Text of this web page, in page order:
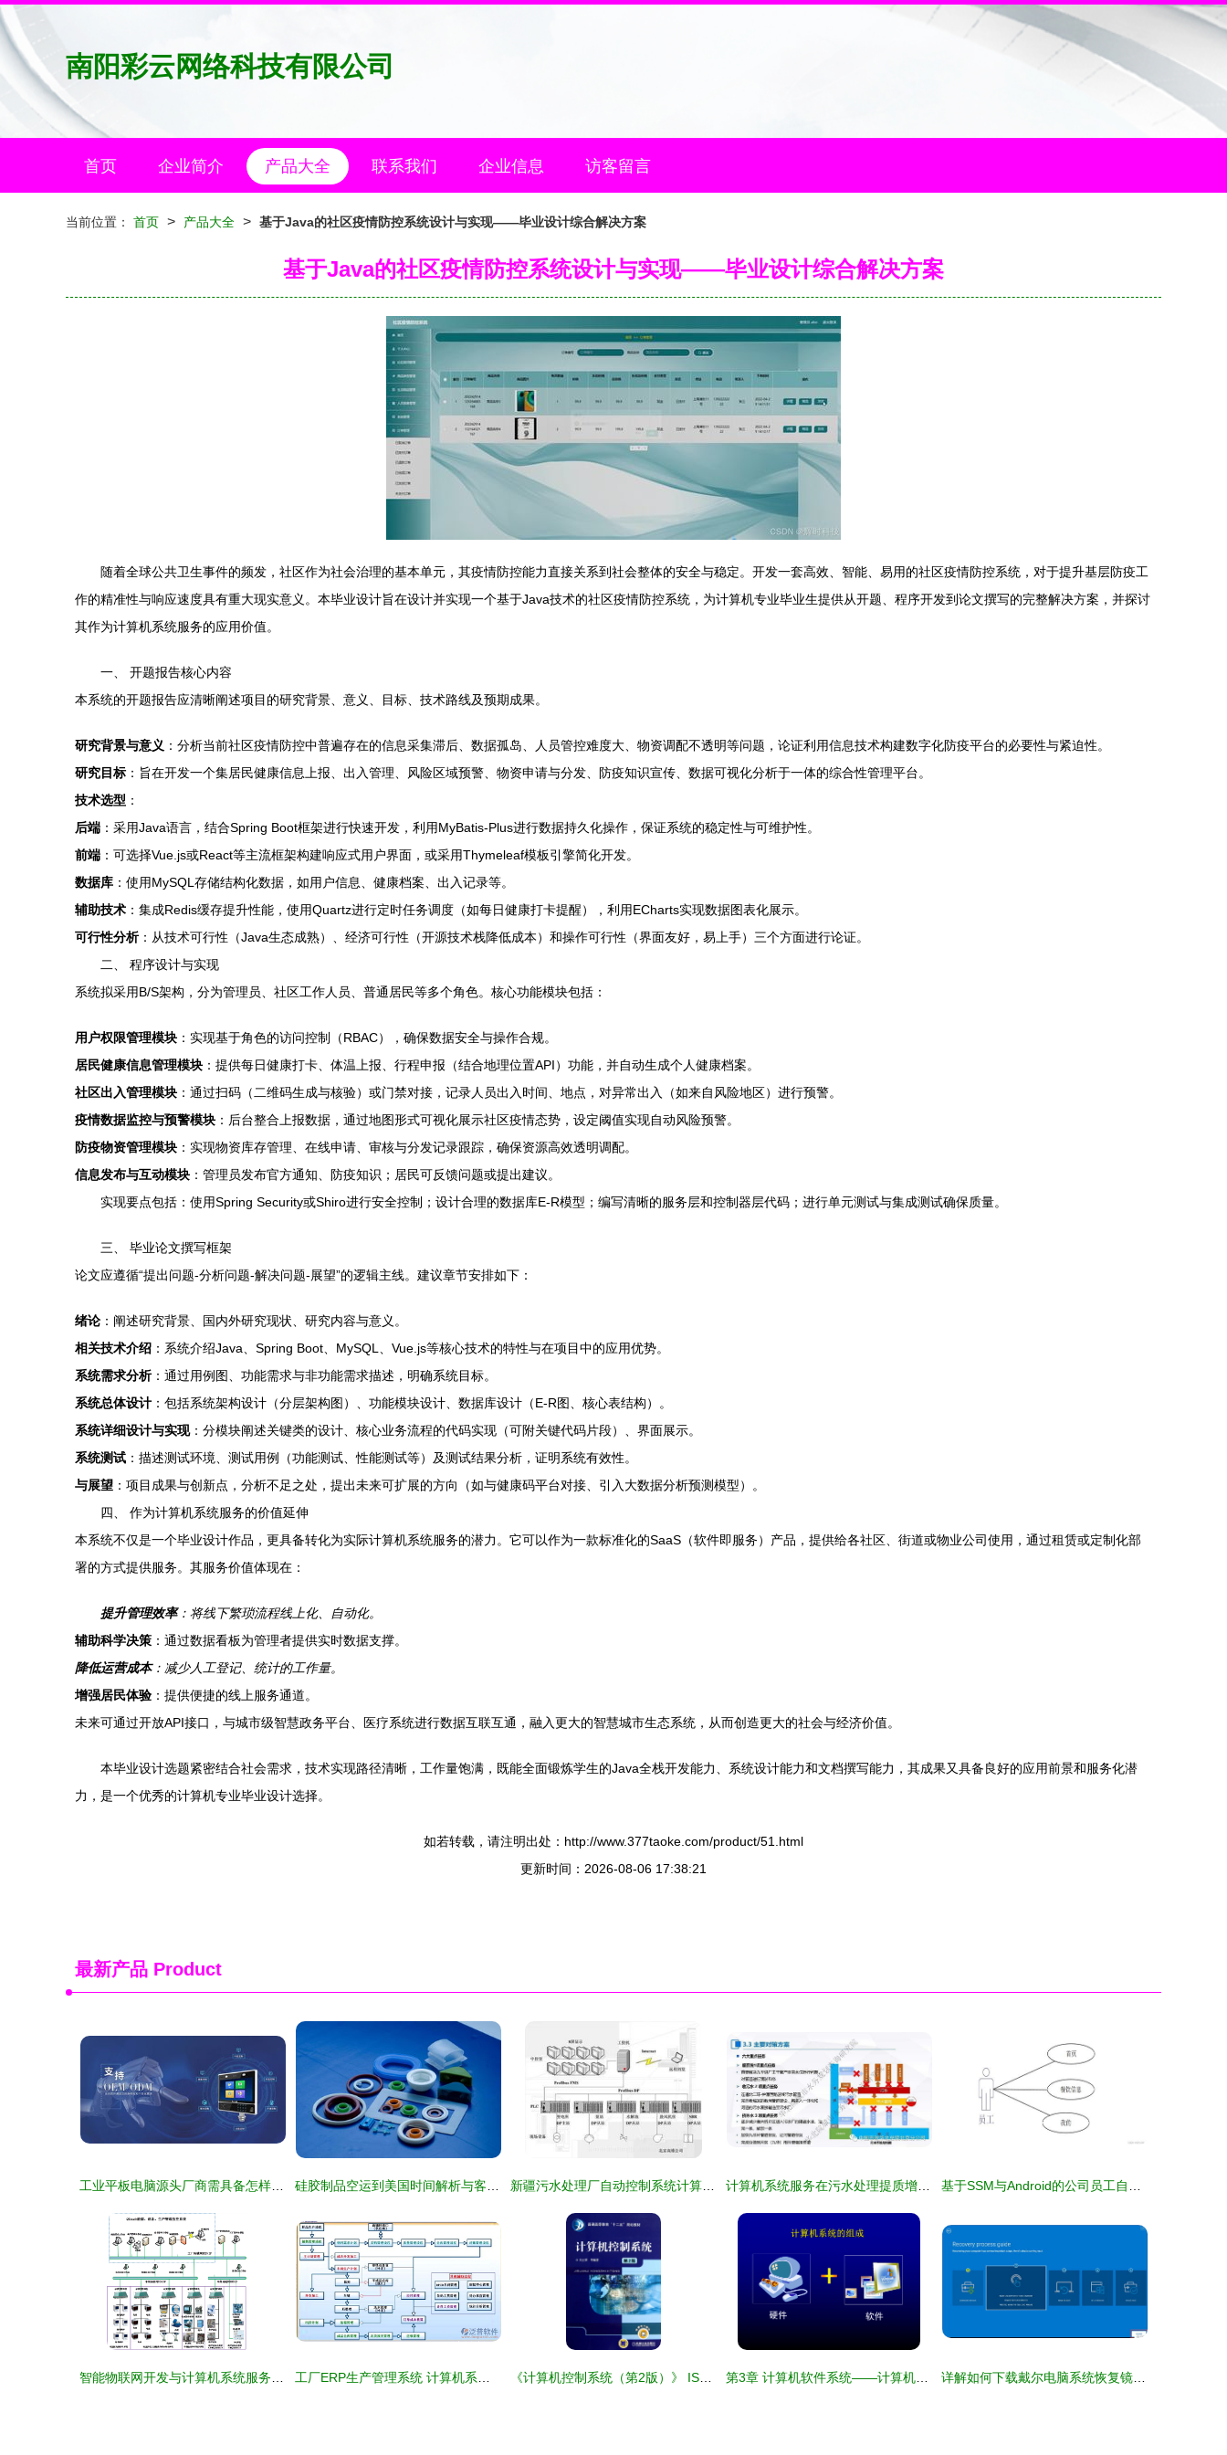
南阳彩云网络科技有限公司
首页 企业简介 产品大全 联系我们 企业信息 访客留言
当前位置： 首页 > 产品大全 > 基于Java的社区疫情防控系统设计与实现——毕业设计综合解决方案
基于Java的社区疫情防控系统设计与实现——毕业设计综合解决方案
随着全球公共卫生事件的频发，社区作为社会治理的基本单元，其疫情防控能力直接关系到社会整体的安全与稳定。开发一套高效、智能、易用的社区疫情防控系统，对于提升基层防疫工
作的精准性与响应速度具有重大现实意义。本毕业设计旨在设计并实现一个基于Java技术的社区疫情防控系统，为计算机专业毕业生提供从开题、程序开发到论文撰写的完整解决方案，并探讨
其作为计算机系统服务的应用价值。
一、 开题报告核心内容
本系统的开题报告应清晰阐述项目的研究背景、意义、目标、技术路线及预期成果。
研究背景与意义 ：分析当前社区疫情防控中普遍存在的信息采集滞后、数据孤岛、人员管控难度大、物资调配不透明等问题，论证利用信息技术构建数字化防疫平台的必要性与紧迫性。
研究目标 ：旨在开发一个集居民健康信息上报、出入管理、风险区域预警、物资申请与分发、防疫知识宣传、数据可视化分析于一体的综合性管理平台。
技术选型 ：
后端 ：采用Java语言，结合Spring Boot框架进行快速开发，利用MyBatis-Plus进行数据持久化操作，保证系统的稳定性与可维护性。
前端 ：可选择Vue.js或React等主流框架构建响应式用户界面，或采用Thymeleaf模板引擎简化开发。
数据库 ：使用MySQL存储结构化数据，如用户信息、健康档案、出入记录等。
辅助技术 ：集成Redis缓存提升性能，使用Quartz进行定时任务调度（如每日健康打卡提醒），利用ECharts实现数据图表化展示。
可行性分析：从技术可行性（Java生态成熟）、经济可行性（开源技术栈降低成本）和操作可行性（界面友好，易上手）三个方面进行论证。
二、 程序设计与实现
系统拟采用B/S架构，分为管理员、社区工作人员、普通居民等多个角色。核心功能模块包括：
用户权限管理模块 ：实现基于角色的访问控制（RBAC），确保数据安全与操作合规。
居民健康信息管理模块 ：提供每日健康打卡、体温上报、行程申报（结合地理位置API）功能，并自动生成个人健康档案。
社区出入管理模块 ：通过扫码（二维码生成与核验）或门禁对接，记录人员出入时间、地点，对异常出入（如来自风险地区）进行预警。
疫情数据监控与预警模块 ：后台整合上报数据，通过地图形式可视化展示社区疫情态势，设定阈值实现自动风险预警。
防疫物资管理模块 ：实现物资库存管理、在线申请、审核与分发记录跟踪，确保资源高效透明调配。
信息发布与互动模块 ：管理员发布官方通知、防疫知识；居民可反馈问题或提出建议。
实现要点包括：使用Spring Security或Shiro进行安全控制；设计合理的数据库E-R模型；编写清晰的服务层和控制器层代码；进行单元测试与集成测试确保质量。
三、 毕业论文撰写框架
论文应遵循“提出问题-分析问题-解决问题-展望”的逻辑主线。建议章节安排如下：
绪论 ：阐述研究背景、国内外研究现状、研究内容与意义。
相关技术介绍 ：系统介绍Java、Spring Boot、MySQL、Vue.js等核心技术的特性与在项目中的应用优势。
系统需求分析：通过用例图、功能需求与非功能需求描述，明确系统目标。
系统总体设计 ：包括系统架构设计（分层架构图）、功能模块设计、数据库设计（E-R图、核心表结构）。
系统详细设计与实现：分模块阐述关键类的设计、核心业务流程的代码实现（可附关键代码片段）、界面展示。
系统测试 ：描述测试环境、测试用例（功能测试、性能测试等）及测试结果分析，证明系统有效性。
与展望 ：项目成果与创新点，分析不足之处，提出未来可扩展的方向（如与健康码平台对接、引入大数据分析预测模型）。
四、 作为计算机系统服务的价值延伸
本系统不仅是一个毕业设计作品，更具备转化为实际计算机系统服务的潜力。它可以作为一款标准化的SaaS（软件即服务）产品，提供给各社区、街道或物业公司使用，通过租赁或定制化部
署的方式提供服务。其服务价值体现在：
提升管理效率：将线下繁琐流程线上化、自动化。
辅助科学决策 ：通过数据看板为管理者提供实时数据支撑。
降低运营成本：减少人工登记、统计的工作量。
增强居民体验 ：提供便捷的线上服务通道。
未来可通过开放API接口，与城市级智慧政务平台、医疗系统进行数据互联互通，融入更大的智慧城市生态系统，从而创造更大的社会与经济价值。
本毕业设计选题紧密结合社会需求，技术实现路径清晰，工作量饱满，既能全面锻炼学生的Java全栈开发能力、系统设计能力和文档撰写能力，其成果又具备良好的应用前景和服务化潜
力，是一个优秀的计算机专业毕业设计选择。
如若转载，请注明出处：http://www.377taoke.com/product/51.html
更新时间：2026-08-06 17:38:21
最新产品 Product